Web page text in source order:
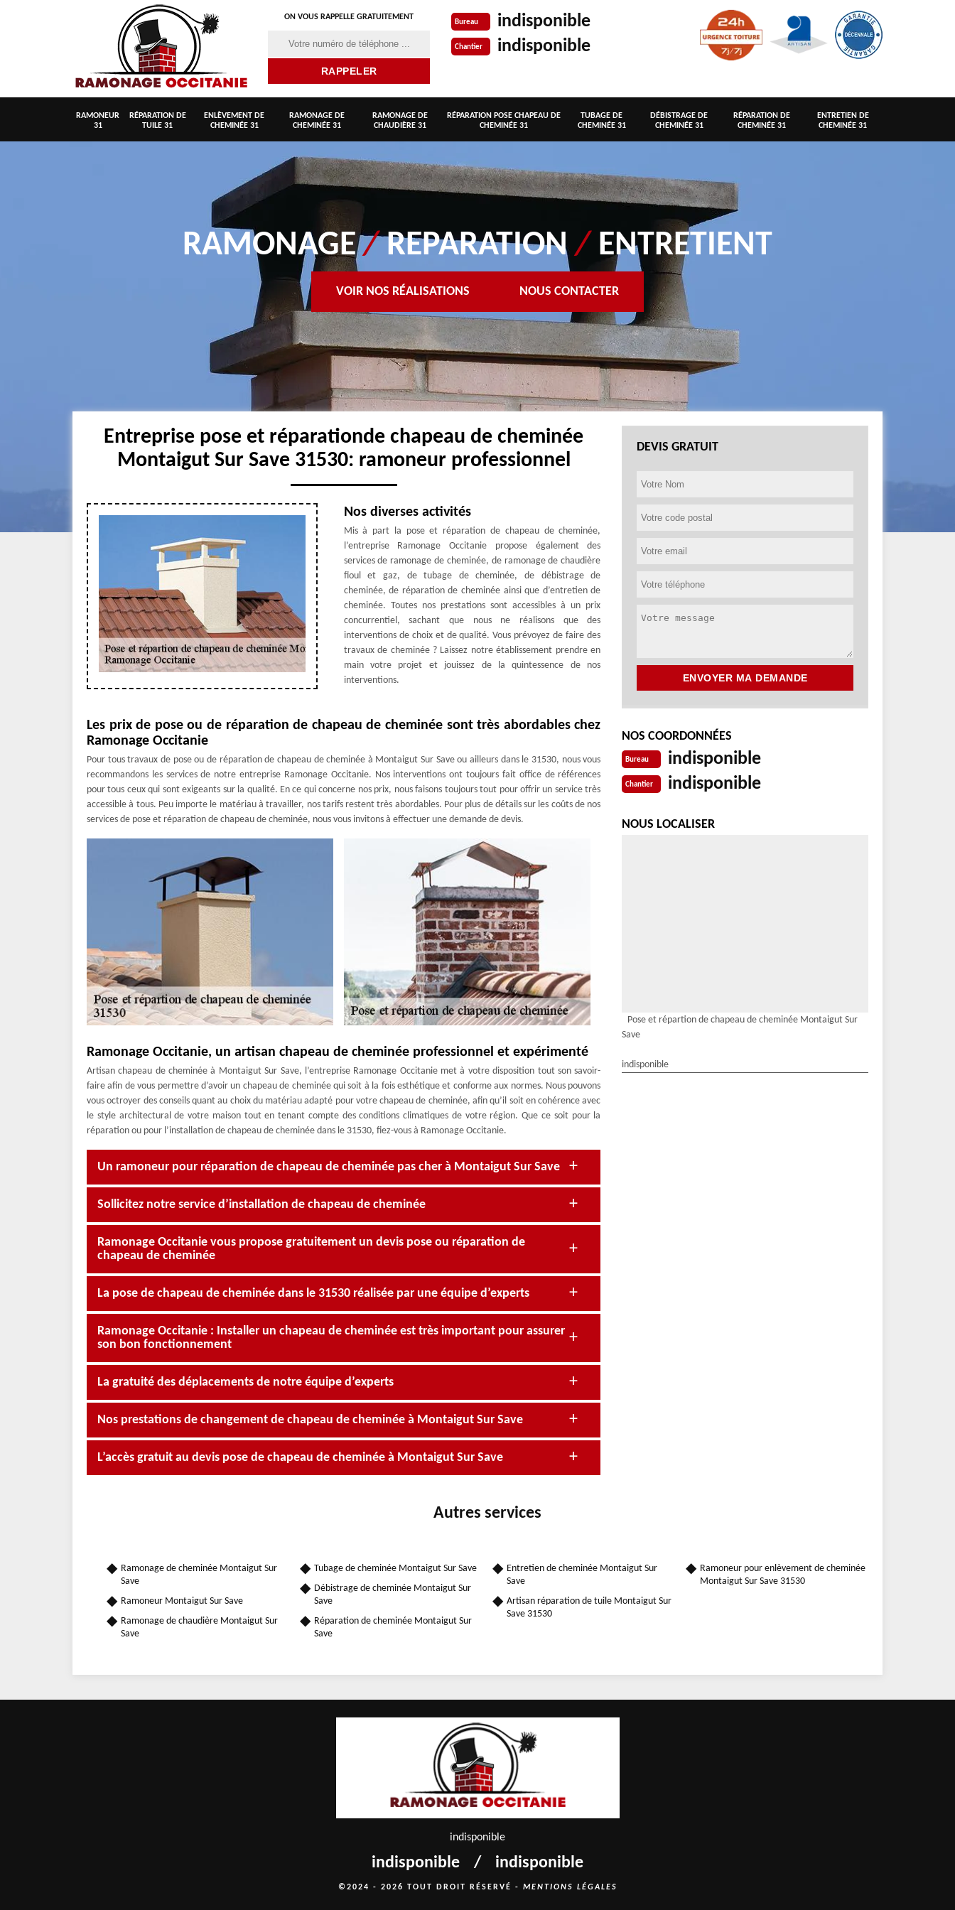
ON VOUS RAPPELLE GRATUITEMENT
Bureau indisponible
Chantier indisponible
RAMONEUR
31
RÉPARATION DE
TUILE 31
ENLÈVEMENT DE
CHEMINÉE 31
RAMONAGE DE
CHEMINÉE 31
RAMONAGE DE
CHAUDIÈRE 31
RÉPARATION POSE CHAPEAU DE
CHEMINÉE 31
TUBAGE DE
CHEMINÉE 31
DÉBISTRAGE DE
CHEMINÉE 31
RÉPARATION DE
CHEMINÉE 31
ENTRETIEN DE
CHEMINÉE 31
RAMONAGE/REPARATION/ ENTRETIENT
VOIR NOS RÉALISATIONS NOUS CONTACTER
Entreprise pose et réparationde chapeau de cheminée
Montaigut Sur Save 31530: ramoneur professionnel
Nos diverses activités
Mis à part la pose et réparation de chapeau de cheminée,
l’entreprise Ramonage Occitanie propose également des
services de ramonage de cheminée, de ramonage de chaudière
fioul et gaz, de tubage de cheminée, de débistrage de
cheminée, de réparation de cheminée ainsi que d’entretien de
cheminée. Toutes nos prestations sont accessibles à un prix
concurrentiel, sachant que nous ne réalisons que des
interventions de choix et de qualité. Vous prévoyez de faire des
travaux de cheminée ? Laissez notre établissement prendre en
main votre projet et jouissez de la quintessence de nos
interventions.
Les prix de pose ou de réparation de chapeau de cheminée sont très abordables chez
Ramonage Occitanie
Pour tous travaux de pose ou de réparation de chapeau de cheminée à Montaigut Sur Save ou ailleurs dans le 31530, nous vous
recommandons les services de notre entreprise Ramonage Occitanie. Nos interventions ont toujours fait office de références
pour tous ceux qui sont exigeants sur la qualité. En ce qui concerne nos prix, nous faisons toujours tout pour offrir un service très
accessible à tous. Peu importe le matériau à travailler, nos tarifs restent très abordables. Pour plus de détails sur les coûts de nos
services de pose et réparation de chapeau de cheminée, nous vous invitons à effectuer une demande de devis.
Ramonage Occitanie, un artisan chapeau de cheminée professionnel et expérimenté
Artisan chapeau de cheminée à Montaigut Sur Save, l’entreprise Ramonage Occitanie met à votre disposition tout son savoir-
faire afin de vous permettre d’avoir un chapeau de cheminée qui soit à la fois esthétique et conforme aux normes. Nous pouvons
vous octroyer des conseils quant au choix du matériau adapté pour votre chapeau de cheminée, afin qu’il soit en cohérence avec
le style architectural de votre maison tout en tenant compte des conditions climatiques de votre région. Que ce soit pour la
réparation ou pour l’installation de chapeau de cheminée dans le 31530, fiez-vous à Ramonage Occitanie.
Un ramoneur pour réparation de chapeau de cheminée pas cher à Montaigut Sur Save
Sollicitez notre service d’installation de chapeau de cheminée
Ramonage Occitanie vous propose gratuitement un devis pose ou réparation de
chapeau de cheminée
La pose de chapeau de cheminée dans le 31530 réalisée par une équipe d’experts
Ramonage Occitanie : Installer un chapeau de cheminée est très important pour assurer
son bon fonctionnement
La gratuité des déplacements de notre équipe d’experts
Nos prestations de changement de chapeau de cheminée à Montaigut Sur Save
L’accès gratuit au devis pose de chapeau de cheminée à Montaigut Sur Save
DEVIS GRATUIT
NOS COORDONNÉES
Bureau indisponible
Chantier indisponible
NOUS LOCALISER
Pose et répartion de chapeau de cheminée Montaigut Sur
Save
indisponible
Autres services
Ramonage de cheminée Montaigut Sur
Save
Ramoneur Montaigut Sur Save
Ramonage de chaudière Montaigut Sur
Save
Tubage de cheminée Montaigut Sur Save
Débistrage de cheminée Montaigut Sur
Save
Réparation de cheminée Montaigut Sur
Save
Entretien de cheminée Montaigut Sur
Save
Artisan réparation de tuile Montaigut Sur
Save 31530
Ramoneur pour enlèvement de cheminée
Montaigut Sur Save 31530
indisponible
indisponible / indisponible
©2024 - 2026 TOUT DROIT RÉSERVÉ - MENTIONS LÉGALES